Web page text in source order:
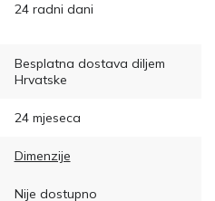
24radni dani
Besplatna dostava diljem
Hrvatske
24 mjeseca
Dimenzije
Nije dostupno